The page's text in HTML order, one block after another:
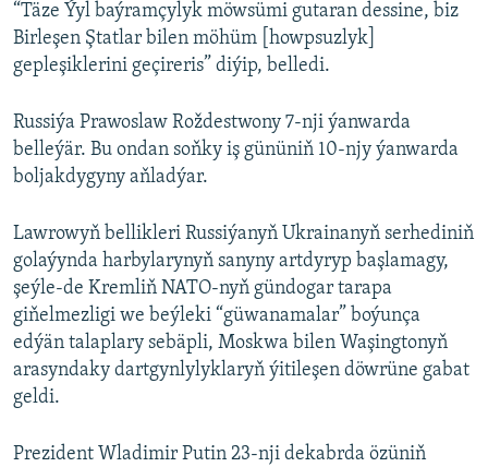
“Täze Ýyl baýramçylyk möwsümi gutaran dessine, biz
Birleşen Ştatlar bilen möhüm [howpsuzlyk]
gepleşiklerini geçireris” diýip, belledi.
Russiýa Prawoslaw Roždestwony 7-nji ýanwarda
belleýär. Bu ondan soňky iş gününiň 10-njy ýanwarda
boljakdygyny aňladýar.
Lawrowyň bellikleri Russiýanyň Ukrainanyň serhediniň
golaýynda harbylarynyň sanyny artdyryp başlamagy,
şeýle-de Kremliň NATO-nyň gündogar tarapa
giňelmezligi we beýleki “güwanamalar” boýunça
edýän talaplary sebäpli, Moskwa bilen Waşingtonyň
arasyndaky dartgynlylyklaryň ýitileşen döwrüne gabat
geldi.
Prezident Wladimir Putin 23-nji dekabrda özüniň